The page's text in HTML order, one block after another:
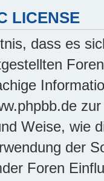
LICENSE
dass es
Weise, wie
der
Foren